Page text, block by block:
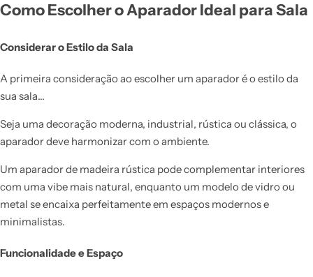
Como Escolher o Aparador Ideal para Sala
Considerar o Estilo da Sala
A primeira consideração ao escolher um aparador é o estilo da
sua sala…
Seja uma decoração moderna, industrial, rústica ou clássica, o
aparador deve harmonizar com o ambiente.
Um aparador de madeira rústica pode complementar interiores
com uma vibe mais natural, enquanto um modelo de vidro ou
metal se encaixa perfeitamente em espaços modernos e
minimalistas.
Funcionalidade e Espaço